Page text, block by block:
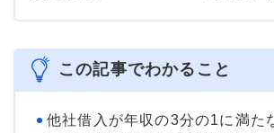
ン、FX、不動産、保険など、多くの金融
メディアの編集・監修に携わり、実績は計
ーン利用者へのインタビューなども多数実
＞＞公式ページ
この記事でわかること
他社借入が年収の3分の1に満た